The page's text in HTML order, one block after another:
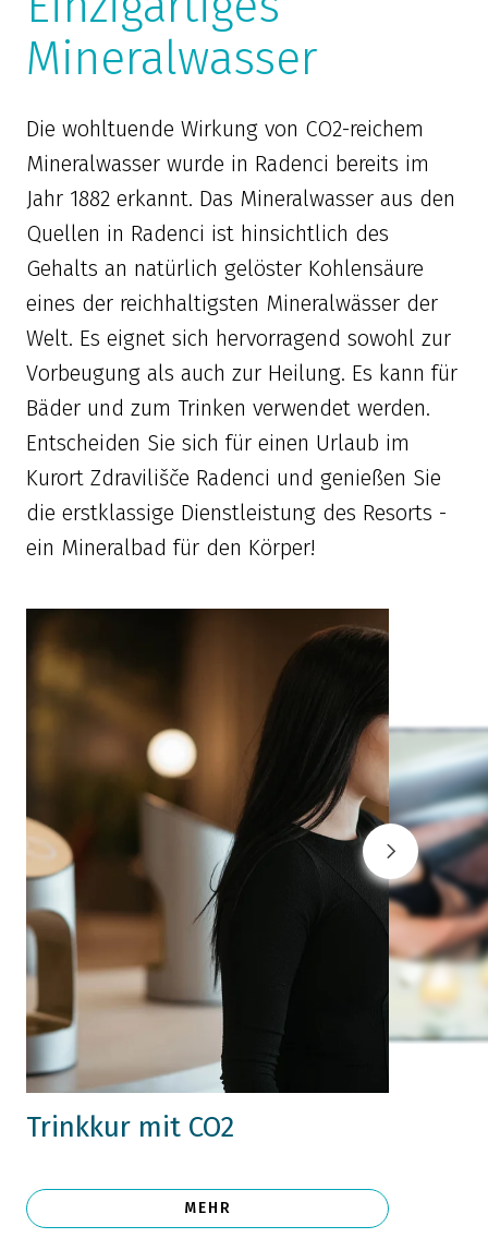
Mineralwasser
Die wohltuende Wirkung von CO2-reichem
Mineralwasser wurde in Radenci bereits im
Jahr 1882 erkannt. Das Mineralwasser aus den
Quellen in Radenci ist hinsichtlich des
Gehalts an natürlich gelöster Kohlensäure
eines der reichhaltigsten Mineralwässer der
Welt. Es eignet sich hervorragend sowohl zur
Vorbeugung als auch zur Heilung. Es kann für
Bäder und zum Trinken verwendet werden.
Entscheiden Sie sich für einen Urlaub im
Kurort Zdravilišče Radenci und genießen Sie
die erstklassige Dienstleistung des Resorts -
ein Mineralbad für den Körper!
Trinkkur mit CO2
MEHR